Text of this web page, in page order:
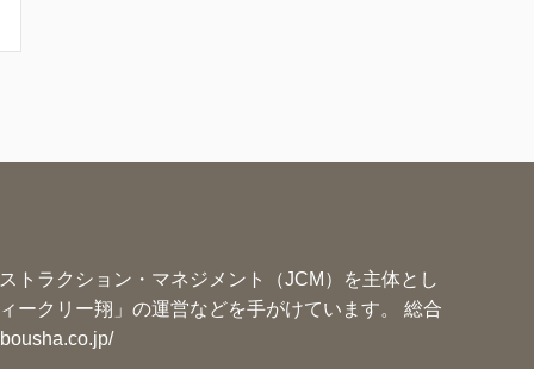
トラクション・マネジメント（JCM）を主体とし
ークリー翔」の運営などを手がけています。 総合